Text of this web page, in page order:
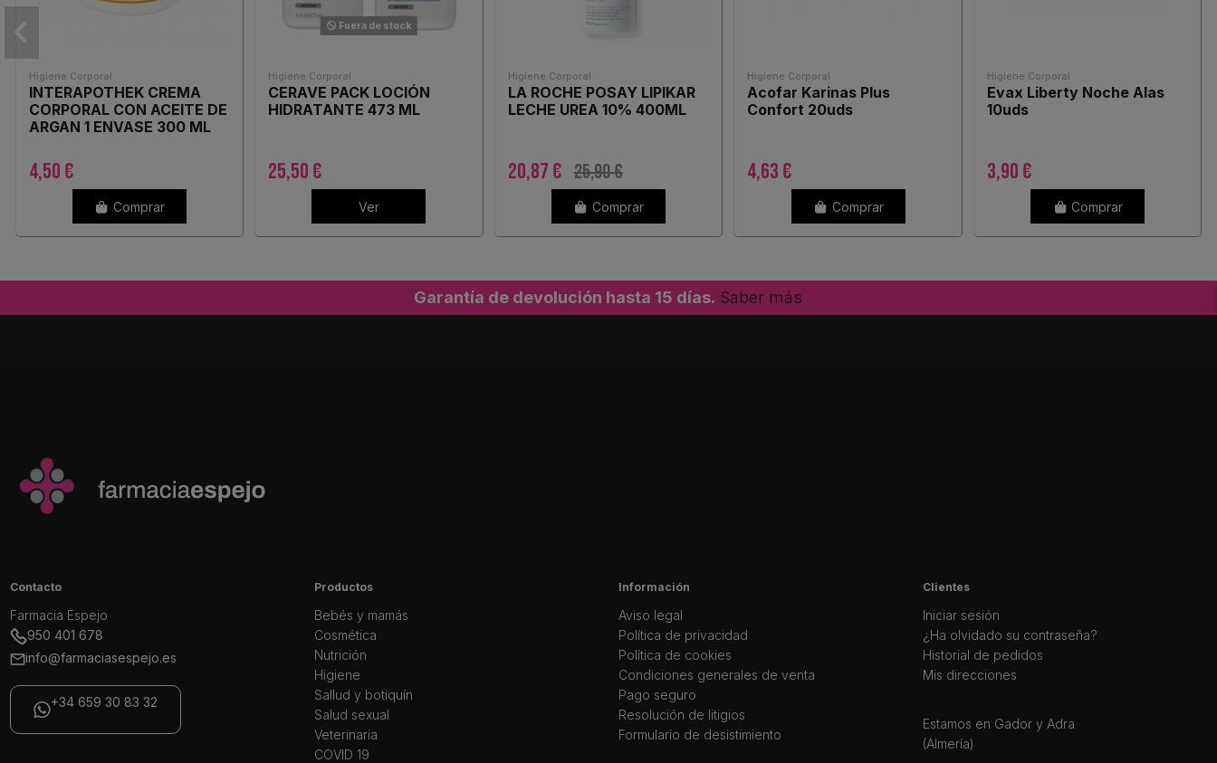
Higiene Corporal
INTERAPOTHEK CREMA
CORPORAL CON ACEITE DE
ARGAN 1 ENVASE 300 ML
4,50 €
Comprar
Fuera de stock
Higiene Corporal
CERAVE PACK LOCIÓN
HIDRATANTE 473 ML
25,50 €
Ver
Higiene Corporal
LA ROCHE POSAY LIPIKAR
LECHE UREA 10% 400ML
20,87 € 25,90 €
Comprar
Higiene Corporal
Acofar Karinas Plus
Confort 20uds
4,63 €
Comprar
Higiene Corporal
Evax Liberty Noche Alas
10uds
3,90 €
Comprar
Garantía de devolución hasta 15 días. Saber más
Contacto
Farmacia Espejo
950 401 678
info@farmaciasespejo.es
+34 659 30 83 32
Productos
Bebés y mamás
Cosmética
Nutrición
Higiene
Sallud y botiquín
Salud sexual
Veterinaria
COVID 19
Información
Aviso legal
Política de privacidad
Política de cookies
Condiciones generales de venta
Pago seguro
Resolución de litigios
Formulario de desistimiento
Clientes
Iniciar sesión
¿Ha olvidado su contraseña?
Historial de pedidos
Mis direcciones
Estamos en Gador y Adra
(Almería)